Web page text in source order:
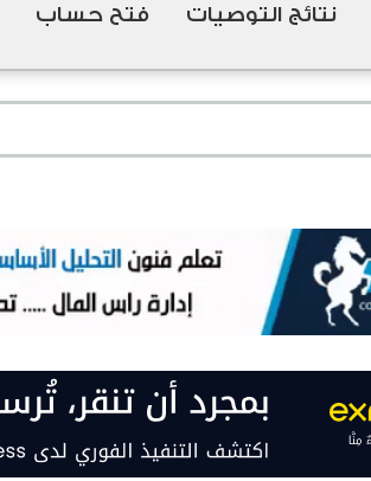
نتائج التوصيات فتح حساب